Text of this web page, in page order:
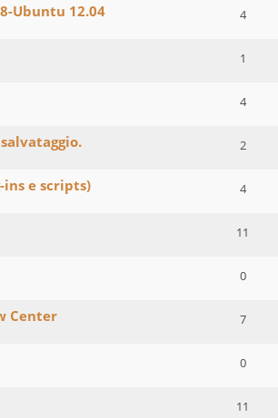
Ubuntu 12.04 4
1
4
2
e scripts) 4
11
0
Center 7
0
11